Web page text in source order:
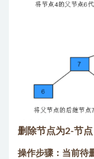
删除节点为2-节
操作步骤：当前待